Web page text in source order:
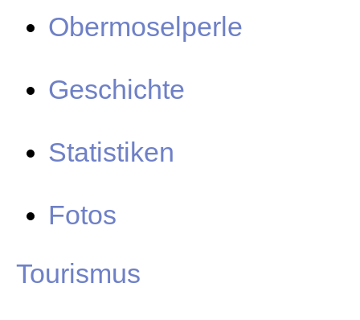
Obermoselperle
Geschichte
Statistiken
Fotos
Tourismus